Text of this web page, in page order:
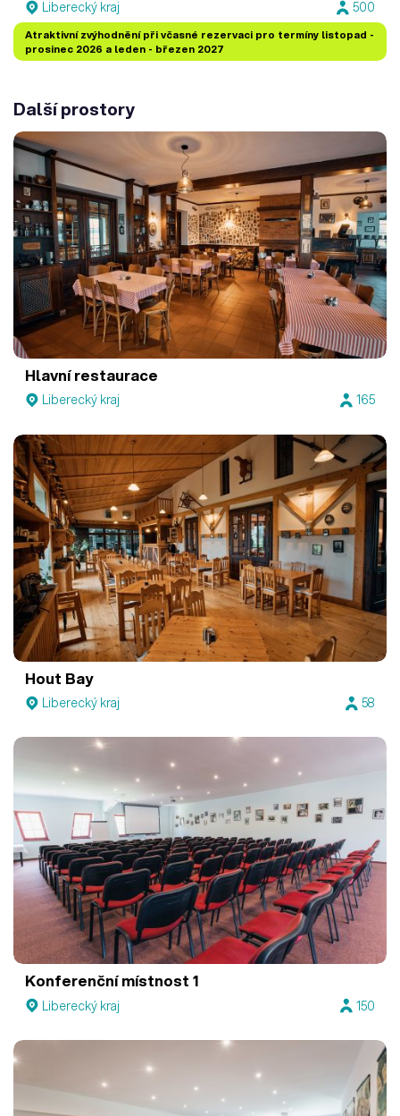
Liberecký kraj 500
Atraktivní zvýhodnění při včasné rezervaci pro termíny listopad -
prosinec 2026 a leden - březen 2027
Další prostory
Hlavní restaurace
Liberecký kraj 165
Hout Bay
Liberecký kraj 58
Konferenční místnost 1
Liberecký kraj 150